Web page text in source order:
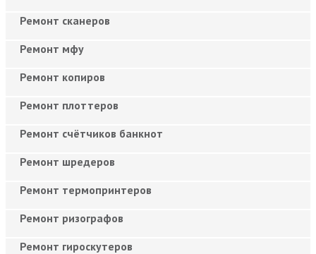
Ремонт сканеров
Ремонт мфу
Ремонт копиров
Ремонт плоттеров
Ремонт счётчиков банкнот
Ремонт шредеров
Ремонт термопринтеров
Ремонт ризографов
Ремонт гироскутеров